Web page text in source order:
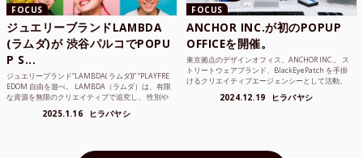
FOCUS
ジュエリーブランドLAMBDA
(ラムダ)が 渋谷パルコでPOPU
P S...
ジュエリーブランド“LAMBDA( ラムダ))” “PLAYFRE
EDOM 自由を遊べ。 LAMBDA（ラムダ）は、有限
な資源を無限のクリエイティブで追究し、 性別や
2025.1.16 ヒラバヤシ
FOCUS
ANCHOR INC.が初のPOPUP
OFFICEを開催。
東京拠点のデザインオフィス、ANCHOR INC.。 ス
トリートウェアブランド、BlackEyePatch を手掛
けるクリエイティブエージェンシーとして活動。
2024.12.19 ヒラバヤシ